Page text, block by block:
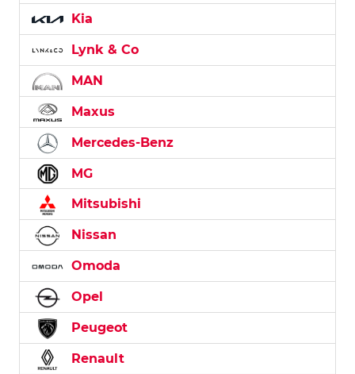
Kia
Lynk & Co
MAN
Maxus
Mercedes-Benz
MG
Mitsubishi
Nissan
Omoda
Opel
Peugeot
Renault